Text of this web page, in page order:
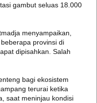
gambut seluas 18.000
menyampaikan,
provinsi di
dipisahkan. Salah
bagi ekosistem
terurai ketika
saat meninjau kondisi